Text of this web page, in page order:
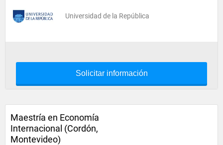
Universidad de la República
Solicitar información
Maestría en Economía
Internacional (Cordón,
Montevideo)